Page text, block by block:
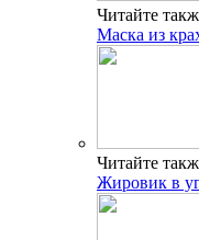
Читайте
Маска из
Читайте
Жировик в